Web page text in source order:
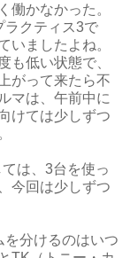
働かなかった。
ラクティス3で
いましたよね。
も低い状態で、
がって来たら不
マは、午前中に
けては少しずつ
は、3台を使っ
今回は少しずつ
分けるのはいつ